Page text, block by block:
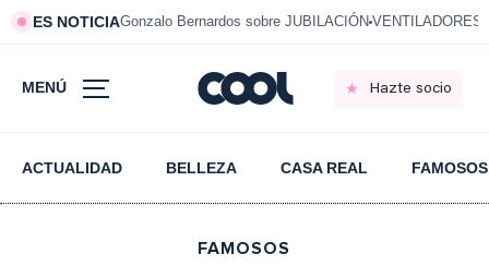
ES NOTICIAGonzalo Bernardos sobre JUBILACIÓN VENTILADORES
MENÚ Hazte socio
ACTUALIDAD BELLEZA CASA REAL FAMOSOS
FAMOSOS